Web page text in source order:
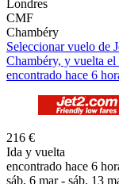
Londres
CMF
Chambéry
Seleccionar vuelo de
Chambéry, y vuelta
encontrado hace 6
216 €
Ida y vuelta
encontrado hace 6
sáb, 6 mar - sáb, 13